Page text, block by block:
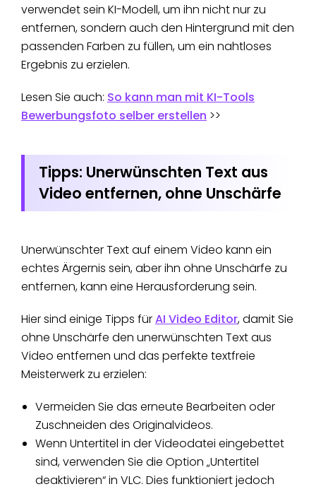
verwendet sein KI-Modell, um ihn nicht nur zu
entfernen, sondern auch den Hintergrund mit den
passenden Farben zu füllen, um ein nahtloses
Ergebnis zu erzielen.
Lesen Sie auch: So kann man mit KI-Tools
Bewerbungsfoto selber erstellen >>
Tipps: Unerwünschten Text aus
Video entfernen, ohne Unschärfe
Unerwünschter Text auf einem Video kann ein
echtes Ärgernis sein, aber ihn ohne Unschärfe zu
entfernen, kann eine Herausforderung sein.
Hier sind einige Tipps fürAI Video Editor, damit Sie
ohne Unschärfe den unerwünschten Text aus
Video entfernen und das perfekte textfreie
Meisterwerk zu erzielen:
Vermeiden Sie das erneute Bearbeiten oder
Zuschneiden des Originalvideos.
Wenn Untertitel in der Videodatei eingebettet
sind, verwenden Sie die Option „Untertitel
deaktivieren“ in VLC. Dies funktioniert jedoch